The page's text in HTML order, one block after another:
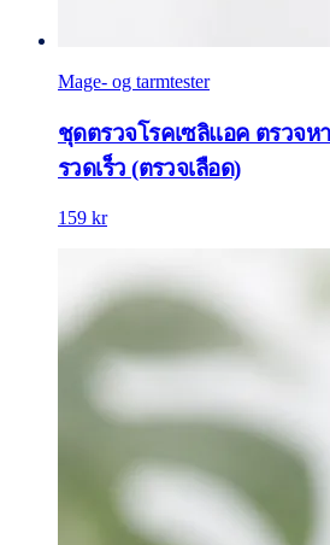
Mage- og tarmtester
ชุดตรวจโรคเซลิแอค ตรวจห
รวดเร็ว (ตรวจเลือด)
159 kr